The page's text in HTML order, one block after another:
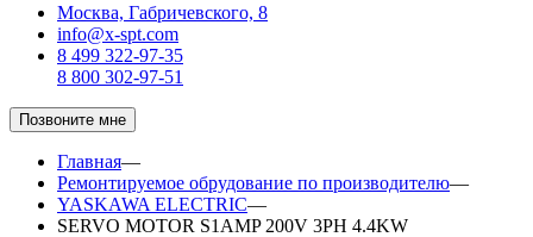
Москва, Габричевского, 8
info@x-spt.com
8 499 322-97-35
8 800 302-97-51
Позвоните мне
Главная—
Ремонтируемое обрудование по производителю—
YASKAWA ELECTRIC—
SERVO MOTOR S1AMP 200V 3PH 4.4KW